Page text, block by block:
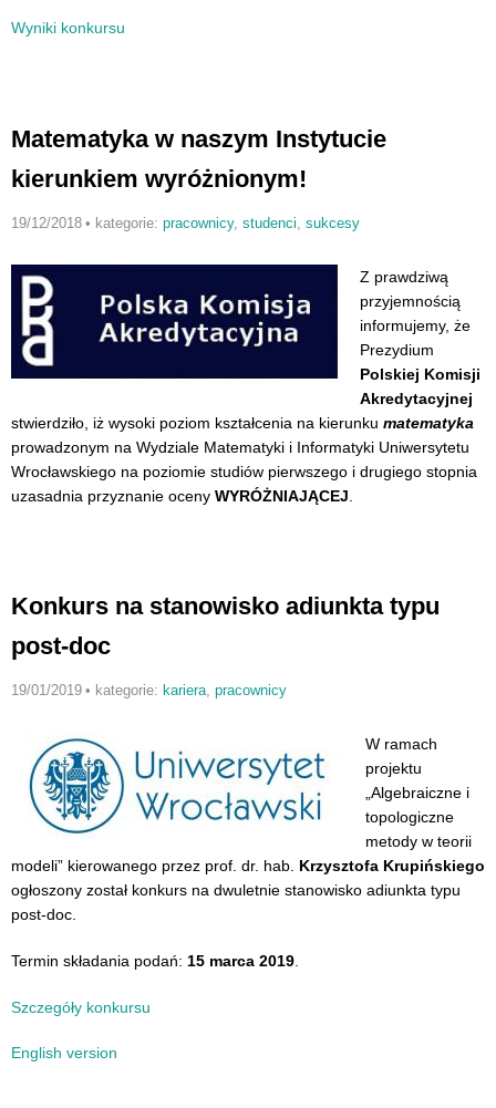
Wyniki konkursu
Matematyka w naszym Instytucie
kierunkiem wyróżnionym!
19/12/2018 • kategorie: pracownicy, studenci sukcesy
Z prawdziwą
przyjemnością
informujemy, że
Prezydium
Polskiej Komisji
Akredytacyjnej
stwierdziło, iż wysoki poziom kształcenia na kierunku matematyka
prowadzonym na Wydziale Matematyki i Informatyki Uniwersytetu
Wrocławskiego na poziomie studiów pierwszego i drugiego stopnia
uzasadnia przyznanie oceny WYRÓŻNIAJĄCEJ
Konkurs na stanowisko adiunkta typu
post-doc
19/01/2019 • kategorie: kariera, pracownicy
W ramach
projektu
„Algebraiczne i
topologiczne
metody w teorii
modeli” kierowanego przez prof. dr. hab. Krzysztofa Krupińskiego
ogłoszony został konkurs na dwuletnie stanowisko adiunkta typu
post-doc.
Termin składania podań: 15 marca 2019
Szczegóły konkursu
English version